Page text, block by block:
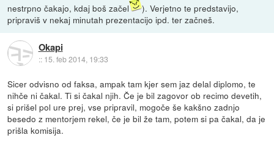
nestrpno čakajo, kdaj boš začel
). Verjetno te predstavijo,
pripraviš v nekaj minutah prezentacijo ipd. ter začneš.
Okapi
:: 15. feb 2014, 19:33
Sicer odvisno od faksa, ampak tam kjer sem jaz delal diplomo, te
nihče ni čakal. Ti si čakal njih. Če je bil zagovor ob recimo devetih,
si prišel pol ure prej, vse pripravil, mogoče še kakšno zadnjo
besedo z mentorjem rekel, če je bil že tam, potem si pa čakal, da je
prišla komisija.